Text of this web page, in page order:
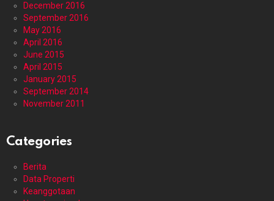
December 2016
September 2016
May 2016
April 2016
June 2015
April 2015
January 2015
September 2014
November 2011
Categories
Berita
Data Properti
Keanggotaan